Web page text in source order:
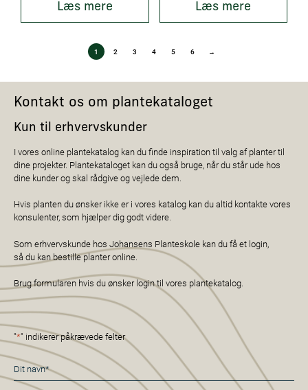
Læs mere Læs mere
1 2 3 4 5 6 →
Kontakt os om plantekataloget
Kun til erhvervskunder
I vores online plantekatalog kan du finde inspiration til valg af planter til
dine projekter. Plantekataloget kan du også bruge, når du står ude hos
dine kunder og skal rådgive og vejlede dem.
Hvis planten du ønsker ikke er i vores katalog kan du altid kontakte vores
konsulenter, som hjælper dig godt videre.
Som erhvervskunde hos Johansens Planteskole kan du få et login,
så du kan bestille planter online.
Brug formularen hvis du ønsker login til vores plantekatalog.
"*" indikerer påkrævede felter
Navn
*